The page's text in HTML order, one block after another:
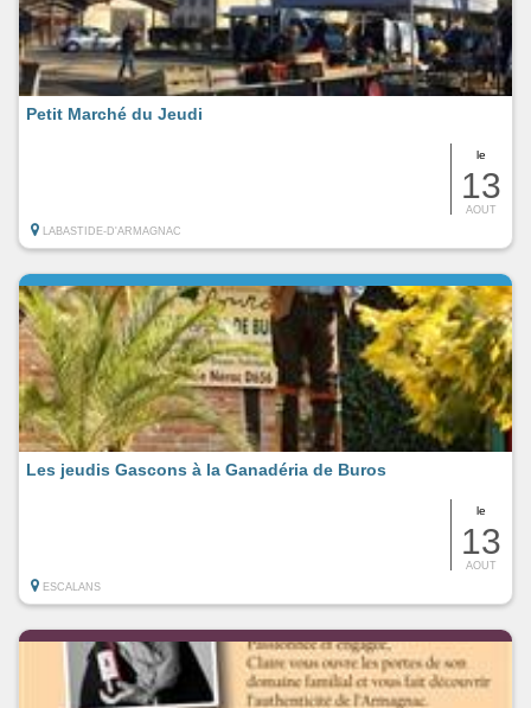
le
13
AOUT
Petit Marché du Jeudi
LABASTIDE-D'ARMAGNAC
le
13
AOUT
Les jeudis Gascons à la Ganadéria de Buros
ESCALANS